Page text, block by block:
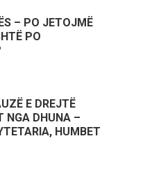
– PO JETOJMË
PO
E DREJTË
NGA DHUNA –
HUMBET